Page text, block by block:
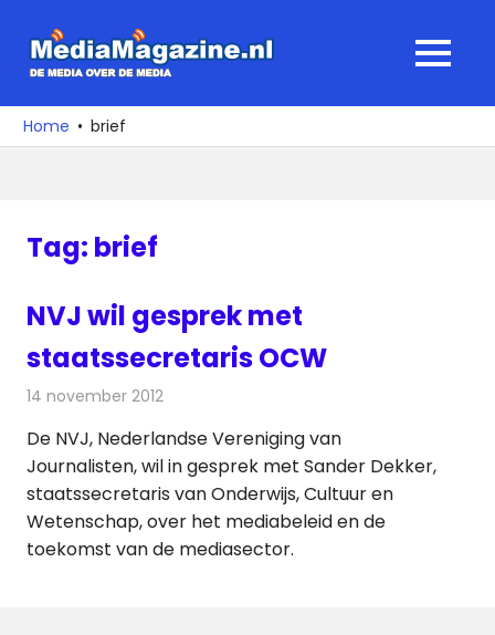
naar
media
over
MENU
Home brief
Tag: brief
NVJ wil gesprek met
staatssecretaris OCW
14 november 2012
De NVJ, Nederlandse Vereniging van
Journalisten, wil in gesprek met Sander Dekker,
staatssecretaris van Onderwijs, Cultuur en
Wetenschap, over het mediabeleid en de
toekomst van de mediasector.